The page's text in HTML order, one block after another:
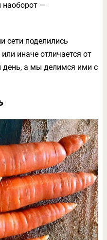
наоборот —
сети поделились
иначе отличается от
а мы делимся ими с